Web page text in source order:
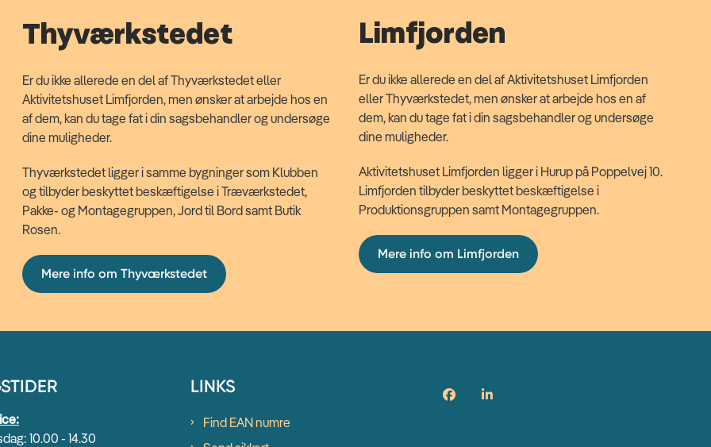
Thyværkstedet
Er du ikke allerede en del af Thyværkstedet eller
Aktivitetshuset Limfjorden, men ønsker at arbejde hos en
af dem, kan du tage fat i din sagsbehandler og undersøge
dine muligheder.
Thyværkstedet ligger i samme bygninger som Klubben
og tilbyder beskyttet beskæftigelse i Træværkstedet,
Pakke- og Montagegruppen, Jord til Bord samt Butik
Rosen.
Mere info om Thyværkstedet
Limfjorden
Er du ikke allerede en del af Aktivitetshuset Limfjorden
eller Thyværkstedet, men ønsker at arbejde hos en af
dem, kan du tage fat i din sagsbehandler og undersøge
dine muligheder.
Aktivitetshuset Limfjorden ligger i Hurup på Poppelvej 10.
Limfjorden tilbyder beskyttet beskæftigelse i
Produktionsgruppen samt Montagegruppen.
Mere info om Limfjorden
10.00 - 14.30
LINKS
Find EAN numre